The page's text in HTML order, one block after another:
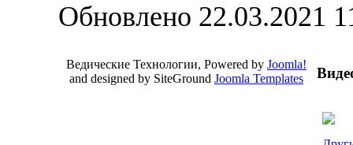
Обновлено 22.03.2021
Ведические Технологии, Powered by Joomla!
and designed by SiteGround Joomla Templates